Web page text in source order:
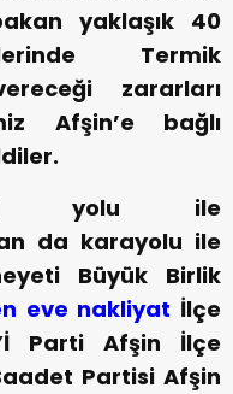
yaklaşık 40
Termik
zararları
Afşin’e bağlı
yolu ile
da karayolu ile
Büyük Birlik
eve nakliyat İlçe
Parti Afşin İlçe
Partisi Afşin